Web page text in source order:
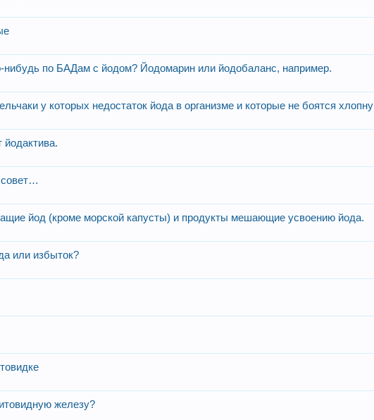
нибудь по БАДам с йодом? Йодомарин или йодобаланс, например.
у которых недостаток йода в организме и которые не боятся хлопну
йод (кроме морской капусты) и продукты мешающие усвоению йода.
или избыток?
железу?